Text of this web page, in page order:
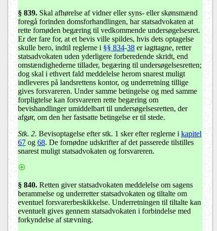
§ 839. Skal afhørelse af vidner eller syns- eller skønsmænd
foregå forinden domsforhandlingen, har statsadvokaten at
rette fornøden begæring til vedkommende undersøgelsesret.
Er der fare for, at et bevis ville spildes, hvis dets optagelse
skulle bero, indtil reglerne i §§ 834-38 er iagttagne, retter
statsadvokaten uden yderligere forberedende skridt, end
omstændighederne tillader, begæring til undersøgelsesretten;
dog skal i ethvert fald meddelelse herom snarest muligt
indleveres på landsrettens kontor, og underretning tillige
gives forsvareren. Under samme betingelse og med samme
forpligtelse kan forsvareren rette begæring om
bevishandlinger umiddelbart til undersøgelsesretten, der
afgør, om den her fastsatte betingelse er til stede.
Stk. 2. Bevisoptagelse efter stk. 1 sker efter reglerne i kapitel
67 og 68. De fornødne udskrifter af det passerede tilstilles
snarest muligt statsadvokaten og forsvareren.
§ 840. Retten giver statsadvokaten meddelelse om sagens
berammelse og underretter statsadvokaten og tiltalte om
eventuel forsvarerbeskikkelse. Underretningen til tiltalte kan
eventuelt gives gennem statsadvokaten i forbindelse med
forkyndelse af stævning.